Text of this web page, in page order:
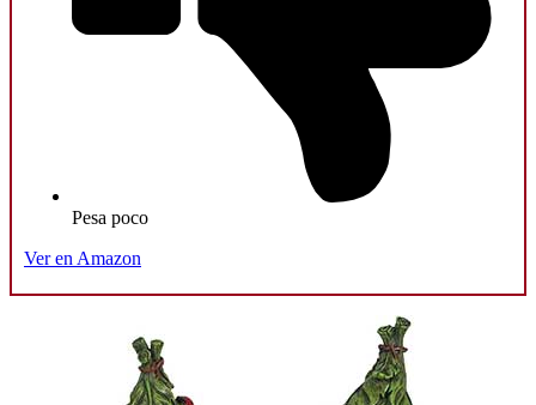
Pesa poco
Ver en Amazon